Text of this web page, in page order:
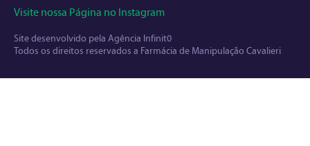
Visite nossa Página no Instagram
Site desenvolvido pela Agência Infinit0
Todos os direitos reservados a Farmácia de Manipulação Cavalieri